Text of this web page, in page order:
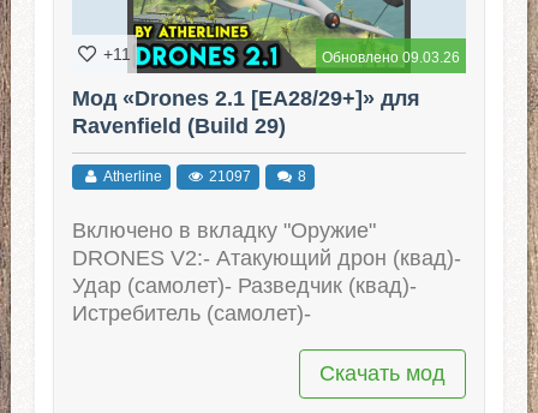
Обновлено 09.03.26
+11
Мод «Drones 2.1 [EA28/29+]» для
Ravenfield (Build 29)
Atherline 21097 8
Включено в вкладку "Оружие"
DRONES V2:- Атакующий дрон (квад)-
Удар (самолет)- Разведчик (квад)-
Истребитель (самолет)-
Скачать мод